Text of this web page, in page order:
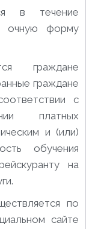
в течение
форму
граждане
граждане
с
платных
и (или)
обучения
на
по
сайте